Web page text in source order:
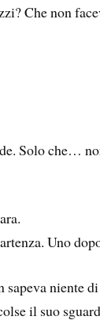
Che non
Solo che…
Uno
niente
il suo